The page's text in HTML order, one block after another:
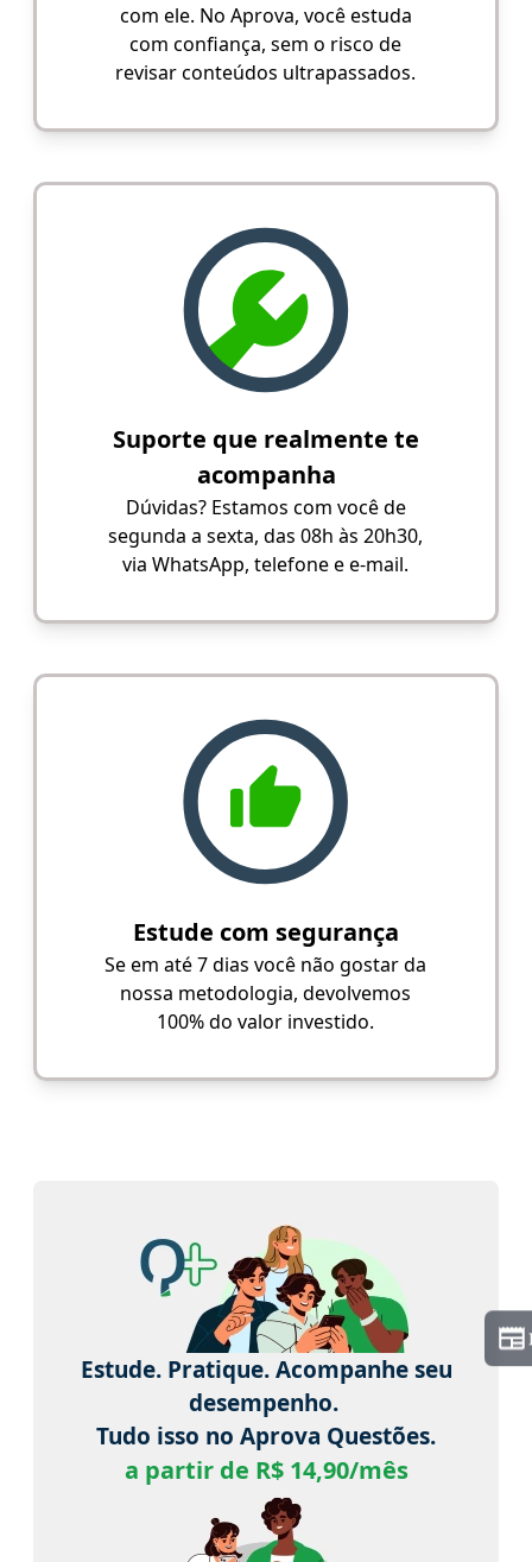
com ele. No Aprova, você estuda
com confiança, sem o risco de
revisar conteúdos ultrapassados.
Suporte que realmente te
acompanha
Dúvidas? Estamos com você de
segunda a sexta, das 08h às 20h30,
via WhatsApp, telefone e e-mail.
Estude com segurança
Se em até 7 dias você não gostar da
nossa metodologia, devolvemos
100% do valor investido.
Estude. Pratique. Acompanhe seu
desempenho.
Tudo isso no Aprova Questões.
a partir de R$ 14,90/mês